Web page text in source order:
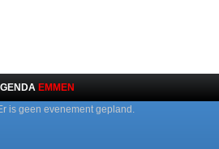
EMMEN
is geen evenement gepland.